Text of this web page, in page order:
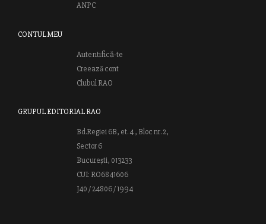
ANPC
CONTUL MEU
Autentifică-te
Creează cont
Clubul RAO
GRUPUL EDITORIAL RAO
Bd.Regiei 6B, et. 4 , Bloc nr. 2,
Sector 6
București, 013233
CUI: RO6841606
J40 / 24806 / 1994